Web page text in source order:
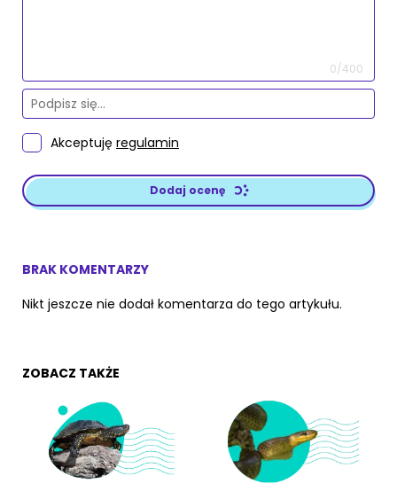
0/400
Akceptuję regulamin
Dodaj ocenę
BRAK KOMENTARZY
Nikt jeszcze nie dodał komentarza do tego artykułu.
ZOBACZ TAKŻE